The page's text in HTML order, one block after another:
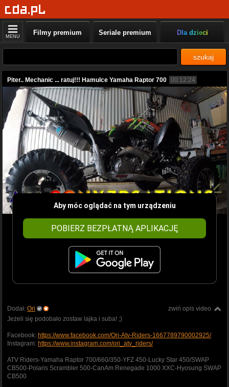
MENU Filmy premium Seriale premium Dla dzieci
szukaj
Piter.. Mechanic ... ratuj!!! Hamulce Yamaha Raptor 700 00:12:24
Aby móc oglądać na tym urządzeniu
POBIERZ BEZPŁATNĄ APLIKACJĘ
zwiń opis video
Dodał: Ori
Jeżeli się podobało zostaw lajka i suba! ;)
Facebook: https://www.facebook.com/Ori-Atv-Riders-1667789790002925/
Instagram: https://www.instagram.com/ori_atv_riders/
ATV Riders-Yamaha Raptor 700/660/350-YFZ 450-Lucky Star 450/SWAP
CB500-Polaris Scrambler 500-CanAm Renegade 1000 XXC-Hyosung SWAP
CB500